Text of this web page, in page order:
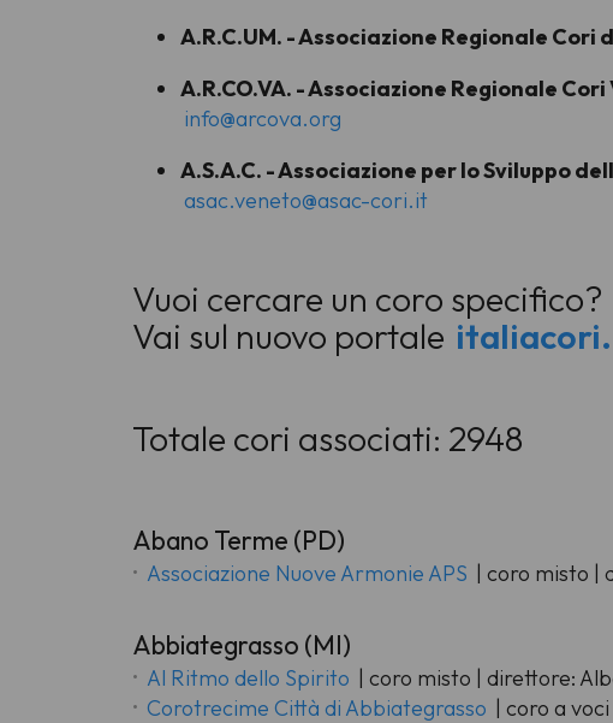
A.R.C.UM. - Associazione Regionale Cori
A.R.CO.VA. - Associazione Regionale
info@arcova.org
A.S.A.C. - Associazione per lo Sviluppo
asac.veneto@asac-cori.it
Vuoi cercare un coro specifico?
Vai sul nuovo portale
Totale cori associati: 2948
Abano Terme (PD)
Associazione Nuove Armonie APS | coro misto |
Abbiategrasso (MI)
Al Ritmo dello Spirito | coro misto | direttore:
Corotrecime Città di Abbiategrasso | coro a